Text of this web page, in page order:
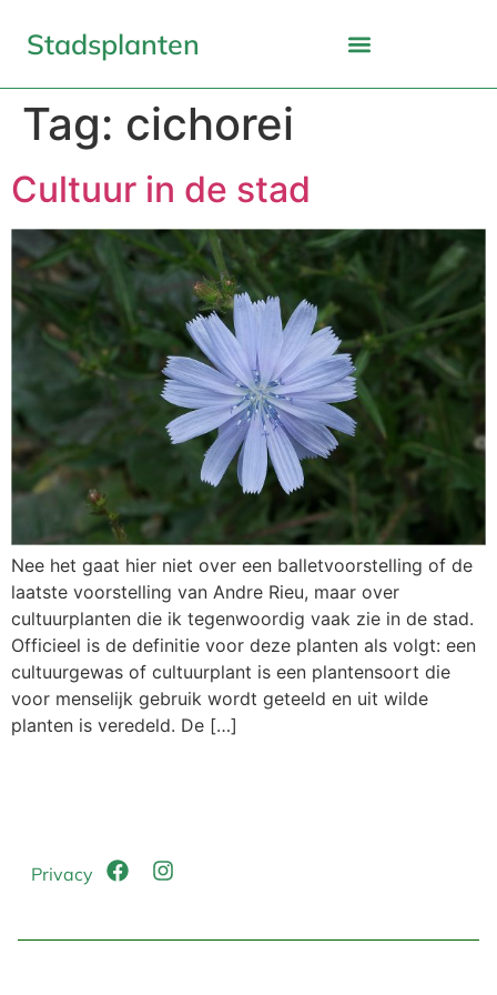
Stadsplanten
Tag: cichorei
Cultuur in de stad
Nee het gaat hier niet over een balletvoorstelling of de
laatste voorstelling van Andre Rieu, maar over
cultuurplanten die ik tegenwoordig vaak zie in de stad.
Officieel is de definitie voor deze planten als volgt: een
cultuurgewas of cultuurplant is een plantensoort die
voor menselijk gebruik wordt geteeld en uit wilde
planten is veredeld. De […]
Privacy